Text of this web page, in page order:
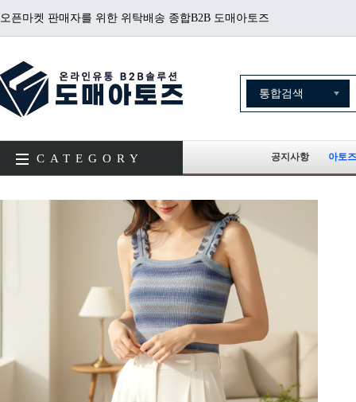
오픈마켓 판매자를 위한 위탁배송 종합B2B 도매아토즈
CATEGORY 공지사항 아토